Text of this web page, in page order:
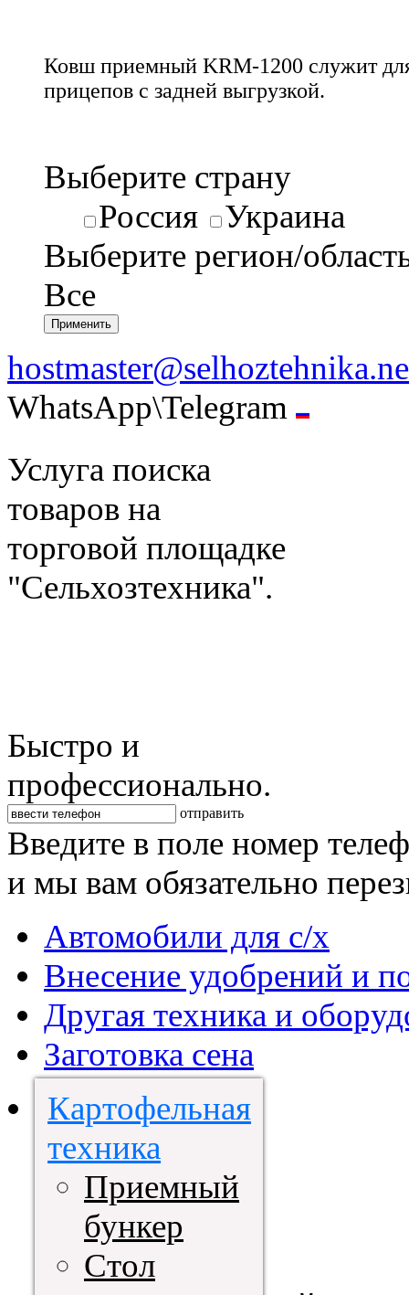
Ковш приемный KRM-1200 служит
прицепов с задней выгрузкой.
Выберите страну
Россия
Украина
Выберите регион/
Все
WhatsApp\Telegram
Услуга поиска
товаров на
торговой площадке
"Сельхозтехника".
Быстро и
профессионально.
отправить
Введите в поле номер
и мы вам обязательно
Автомобили для с/х
Внесение удобрений и
Другая техника и
Заготовка сена
Картофельная
техника
Приемный
бункер
Стол